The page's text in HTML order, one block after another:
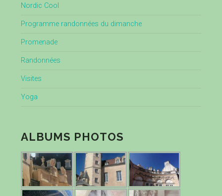
Nordic Cool
Programme randonnées du dimanche
Promenade
Randonnées
Visites
Yoga
ALBUMS PHOTOS